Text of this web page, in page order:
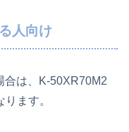
人向け
合は、K-50XR70M2
ます。